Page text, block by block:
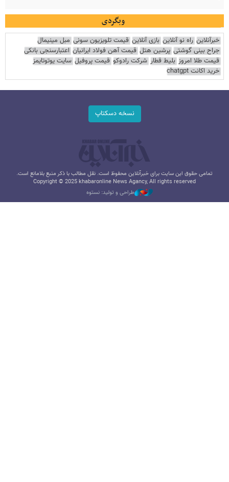
وبگردی
خبرآنلاین راه نو آنلاین بازی آنلاین قیمت تلویزیون سونی مبل مینیمال
جراح بینی گوشتی پرشین هتل قیمت آهن فولاد ایرانیان اعتبارسنجی بانکی
قیمت طلا امروز بلیط قطار شرکت رادوکو قیمت پروفیل سایت یوتوتایمز
خرید اکانت chatgpt
نسخه دسکتاپ
تمامی حقوق این سایت برای خبرآنلاین محفوظ است. نقل مطالب با ذکر منبع بلامانع است.
Copyright © 2025 khabaronline News Agancy, All rights reserved
طراحی و تولید: نستوه